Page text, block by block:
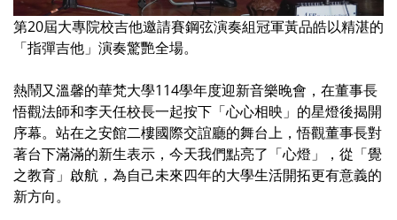
第20屆大專院校吉他邀請賽鋼弦演奏組冠軍黃品皓以精湛的
「指彈吉他」演奏驚艷全場。
熱鬧又溫馨的華梵大學114學年度迎新音樂晚會，在董事長
悟觀法師和李天任校長一起按下「心心相映」的星燈後揭開
序幕。站在之安館二樓國際交誼廳的舞台上，悟觀董事長對
著台下滿滿的新生表示，今天我們點亮了「心燈」，從「覺
之教育」啟航，為自己未來四年的大學生活開拓更有意義的
新方向。